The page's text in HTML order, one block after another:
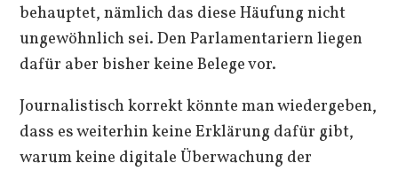
behauptet, nämlich das diese Häufung nicht
ungewöhnlich sei. Den Parlamentariern liegen
dafür aber bisher keine Belege vor.
Journalistisch korrekt könnte man wiedergeben,
dass es weiterhin keine Erklärung dafür gibt,
warum keine digitale Überwachung der